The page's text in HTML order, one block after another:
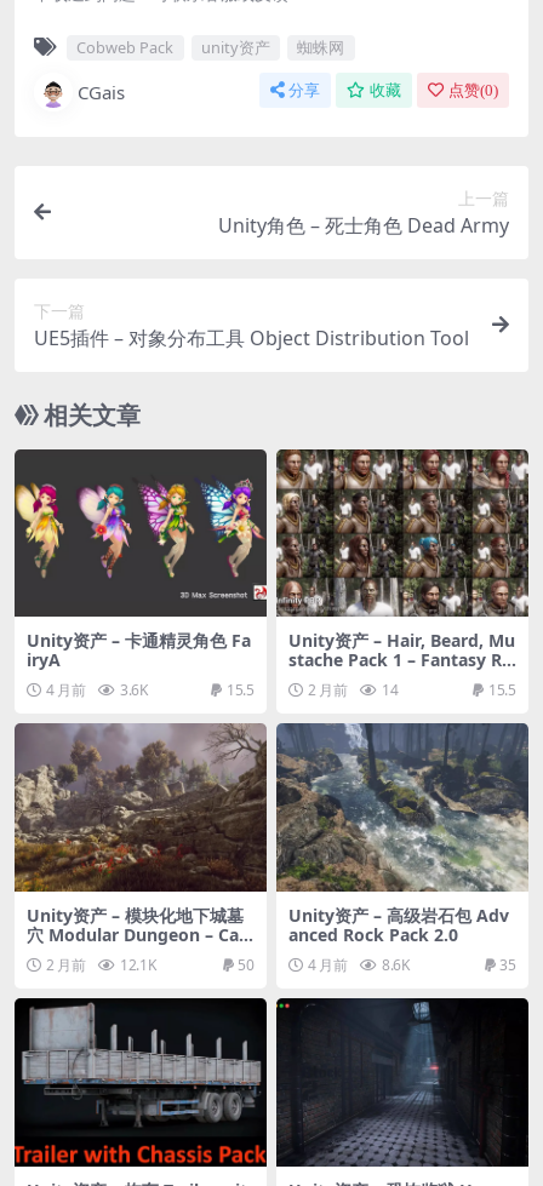
Cobweb Pack unity资产 蜘蛛网
CGais 分享 收藏 点赞(0)
上一篇
Unity角色 – 死士角色 Dead Army
下一篇
UE5插件 – 对象分布工具 Object Distribution Tool
相关文章
Unity资产 – 卡通精灵角色 Fa
iryA
4 月前 3.6K 15.5
Unity资产 – Hair, Beard, Mu
stache Pack 1 – Fantasy RP
G 2 月前 14 15.5
Unity资产 – 模块化地下城墓
穴 Modular Dungeon – Cat
acombs
2 月前 12.1K 50
Unity资产 – 高级岩石包 Adv
anced Rock Pack 2.0
4 月前 8.6K 35